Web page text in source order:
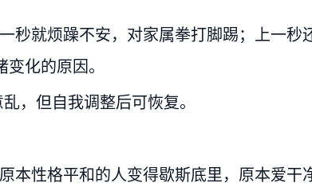
秒就烦躁不安，对家属拳打脚踢；上一秒
化的原因。
，但自我调整后可恢复。
本性格平和的人变得歇斯底里，原本爱干